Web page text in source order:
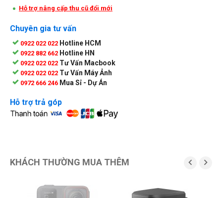
Hỗ trợ nâng cấp thu cũ đổi mới
Chuyên gia tư vấn
0922 022 022 Hotline HCM
0922 882 662 Hotline HN
0922 022 022 Tư Vấn Macbook
0922 022 022 Tư Vấn Máy Ảnh
0972 666 246 Mua Sỉ - Dự Án
Hỗ trợ trả góp
KHÁCH THƯỜNG MUA THÊM  